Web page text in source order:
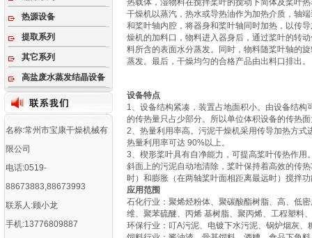
热源设备
提取系列
其它系列
高盐废水蒸发结晶设备
名称:常州市宝康干燥机械有
限公司
电话:0519-
88673883,88673993
联系人:顾小龙
手机:13776809887
热载体，湿物料在搅拌桨叶的搅动下简体及桨叶
干燥机以蒸汽，热水或导热油作为加热介质，轴
和桨叶轴内腔，将器身和桨叶轴同时加热，以传
燥机的加料口，物料进入器身后，通过桨叶的转
料所含的表面水分蒸发。同时，物料随桨叶轴的
蒸发。最后，干燥均匀的合格产品由出料口排出。
设备特点
1、设备结构紧凑，装置占地面积小。由设备结
的传热量只占少部分。所以单位体积设备的传热
2、热量利用率高。污泥干燥机采用传导加热方
热量利用率可达 90%以上。
3、楔形桨叶具有自净能力，可提高桨叶传热作
斜面上的污泥自动地清除，桨叶保持着高效的传
时）和膨胀（在两轴桨叶面相距离最远时）搅拌
应用范围
石化行业：聚烯烃粉体、聚碳酸酯树脂、高、低
维、聚苯硫醚、丙烯 基树脂、聚丙烯、工程塑
环保行业：叮A污泥、电镀下水污泥、锅炉烟灰